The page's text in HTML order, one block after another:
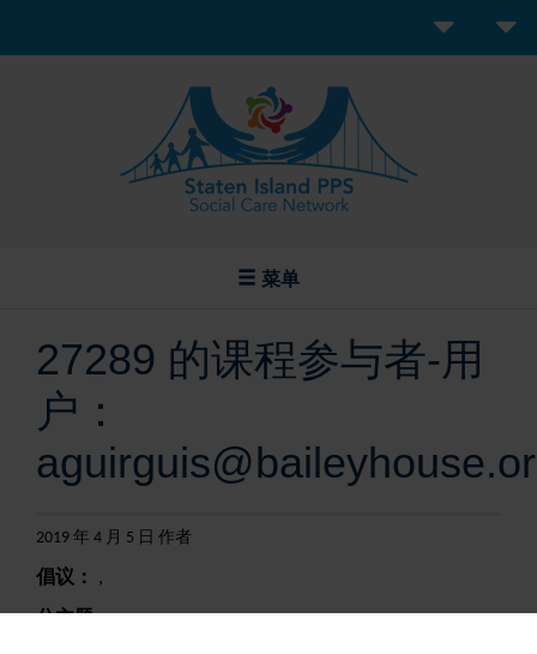
菜单
27289 的课程参与者-用
户：
2019 年 4 月 5 日 作者
倡议： ,
分主题：,